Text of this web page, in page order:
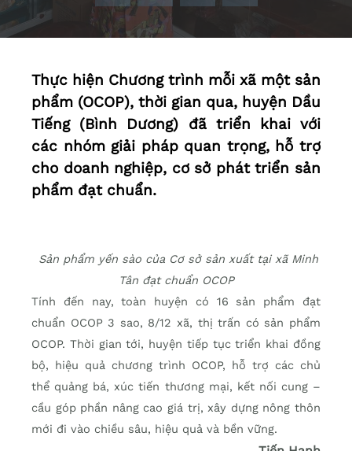
Thực hiện Chương trình mỗi xã một sản
phẩm (OCOP), thời gian qua, huyện Dầu
Tiếng (Bình Dương) đã triển khai với
các nhóm giải pháp quan trọng, hỗ trợ
cho doanh nghiệp, cơ sở phát triển sản
phẩm đạt chuẩn.
Sản phẩm yến sào của Cơ sở sản xuất tại xã Minh
Tân đạt chuẩn OCOP
Tính đến nay, toàn huyện có 16 sản phẩm đạt
chuẩn OCOP 3 sao, 8/12 xã, thị trấn có sản phẩm
OCOP. Thời gian tới, huyện tiếp tục triển khai đồng
bộ, hiệu quả chương trình OCOP, hỗ trợ các chủ
thể quảng bá, xúc tiến thương mại, kết nối cung –
cầu góp phần nâng cao giá trị, xây dựng nông thôn
mới đi vào chiều sâu, hiệu quả và bền vững.